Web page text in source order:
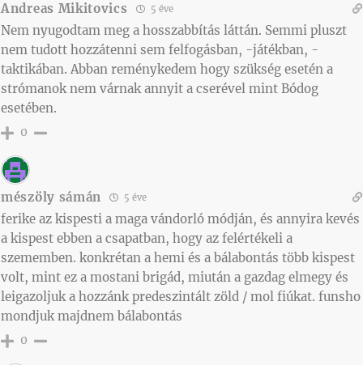
Andreas Mikitovics 5 éve
Nem nyugodtam meg a hosszabbítás láttán. Semmi pluszt
nem tudott hozzátenni sem felfogásban, -játékban, -
taktikában. Abban reménykedem hogy szükség esetén a
strómanok nem várnak annyit a cserével mint Bódog
esetében.
0
mészöly sámán 5 éve
ferike az kispesti a maga vándorló módján, és annyira kevés
a kispest ebben a csapatban, hogy az felértékeli a
szememben. konkrétan a hemi és a bálabontás több kispest
volt, mint ez a mostani brigád, miután a gazdag elmegy és
leigazoljuk a hozzánk predeszintált zöld / mol fiúkat. funsho
mondjuk majdnem bálabontás
0